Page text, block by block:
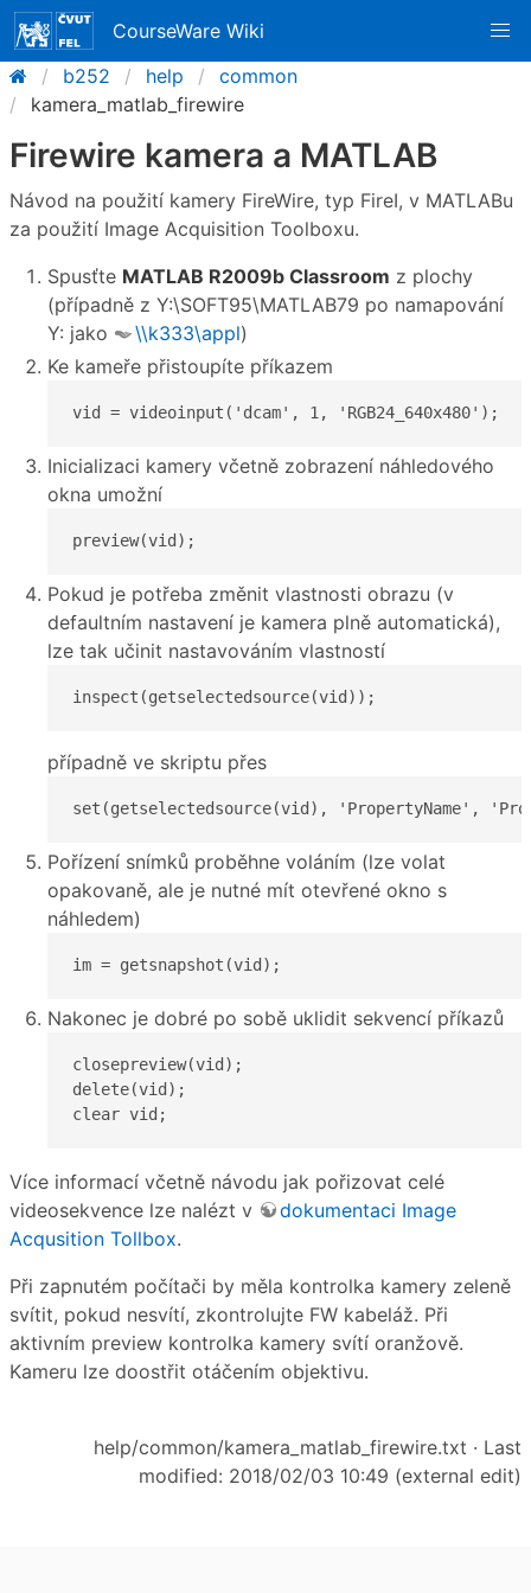
CourseWare Wiki
b252
help
common
kamera_matlab_firewire
Firewire kamera a MATLAB
Návod na použití kamery FireWire, typ FireI, v MATLABu
za použití Image Acquisition Toolboxu.
Spusťte MATLAB R2009b Classroom z plochy
(případně z Y:\SOFT95\MATLAB79 po namapování
Y: jako
\\k333\appl)
Ke kameře přistoupíte příkazem
vid = videoinput('dcam', 1, 'RGB24_640x480');
Inicializaci kamery včetně zobrazení náhledového
okna umožní
preview(vid);
Pokud je potřeba změnit vlastnosti obrazu (v
defaultním nastavení je kamera plně automatická),
lze tak učinit nastavováním vlastností
inspect(getselectedsource(vid));
případně ve skriptu přes
set(getselectedsource(vid), 'PropertyName',
Pořízení snímků proběhne voláním (lze volat
opakovaně, ale je nutné mít otevřené okno s
náhledem)
im = getsnapshot(vid);
Nakonec je dobré po sobě uklidit sekvencí příkazů
closepreview(vid);
delete(vid);
clear vid;
Více informací včetně návodu jak pořizovat celé
videosekvence lze nalézt v
dokumentaci Image
Acqusition Tollbox.
Při zapnutém počítači by měla kontrolka kamery zeleně
svítit, pokud nesvítí, zkontrolujte FW kabeláž. Při
aktivním preview kontrolka kamery svítí oranžově.
Kameru lze doostřit otáčením objektivu.
help/common/kamera_matlab_firewire.txt · Last
modified: 2018/02/03 10:49 (external edit)